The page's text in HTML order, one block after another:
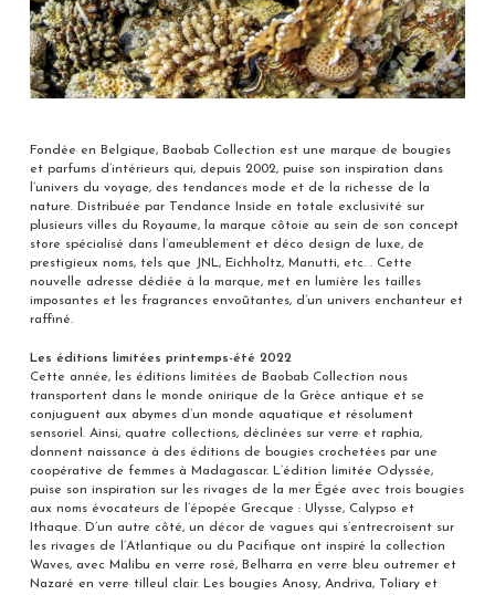
Fondée en Belgique, Baobab Collection est une marque de bougies
et parfums d’intérieurs qui, depuis 2002, puise son inspiration dans
l’univers du voyage, des tendances mode et de la richesse de la
nature. Distribuée par Tendance Inside en totale exclusivité sur
plusieurs villes du Royaume, la marque côtoie au sein de son concept
store spécialisé dans l’ameublement et déco design de luxe, de
prestigieux noms, tels que JNL, Eichholtz, Manutti, etc. . Cette
nouvelle adresse dédiée à la marque, met en lumière les tailles
imposantes et les fragrances envoûtantes, d’un univers enchanteur et
raffiné.
Les éditions limitées printemps-été 2022
Cette année, les éditions limitées de Baobab Collection nous
transportent dans le monde onirique de la Grèce antique et se
conjuguent aux abymes d’un monde aquatique et résolument
sensoriel. Ainsi, quatre collections, déclinées sur verre et raphia,
donnent naissance à des éditions de bougies crochetées par une
coopérative de femmes à Madagascar. L’édition limitée Odyssée,
puise son inspiration sur les rivages de la mer Égée avec trois bougies
aux noms évocateurs de l’épopée Grecque : Ulysse, Calypso et
Ithaque. D’un autre côté, un décor de vagues qui s’entrecroisent sur
les rivages de l’Atlantique ou du Pacifique ont inspiré la collection
Waves, avec Malibu en verre rosé, Belharra en verre bleu outremer et
Nazaré en verre tilleul clair. Les bougies Anosy, Andriva, Toliary et